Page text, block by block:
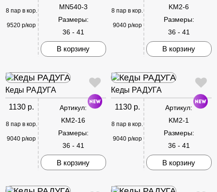
8 пар в кор.
9520 р/кор
MN540-3
Размеры:
36 - 41
В корзину
8 пар в кор.
9040 р/кор
KM2-6
Размеры:
36 - 41
В корзину
Кеды РАДУГА
1130 р.
8 пар в кор.
9040 р/кор
Артикул:
KM2-16
Размеры:
36 - 41
В корзину
Кеды РАДУГА
1130 р.
8 пар в кор.
9040 р/кор
Артикул:
KM2-1
Размеры:
36 - 41
В корзину